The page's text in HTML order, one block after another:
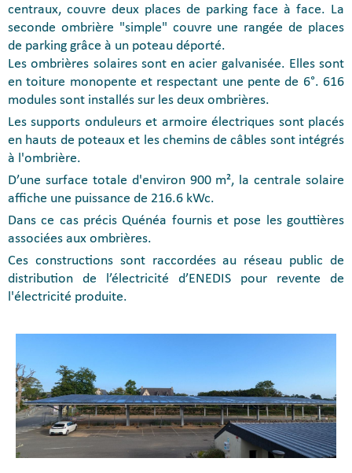
centraux, couvre deux places de parking face à face. La
seconde ombrière "simple" couvre une rangée de places
de parking grâce à un poteau déporté.
Les ombrières solaires sont en acier galvanisée. Elles sont
en toiture monopente et respectant une pente de 6°. 616
modules sont installés sur les deux ombrières.
Les supports onduleurs et armoire électriques sont placés
en hauts de poteaux et les chemins de câbles sont intégrés
à l'ombrière.
D’une surface totale d'environ 900 m², la centrale solaire
affiche une puissance de 216.6 kWc.
Dans ce cas précis Quénéa fournis et pose les gouttières
associées aux ombrières.
Ces constructions sont raccordées au réseau public de
distribution de l’électricité d’ENEDIS pour revente de
l'électricité produite.